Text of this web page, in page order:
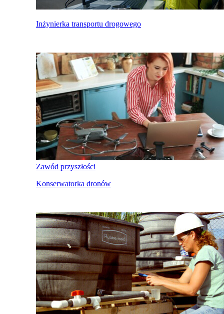
Inżynierka transportu drogowego
Zawód przyszłości
Konserwatorka dronów